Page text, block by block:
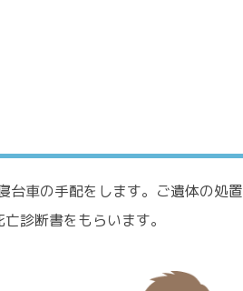
台車の手配をします。ご遺体の処置
診断書をもらいます。